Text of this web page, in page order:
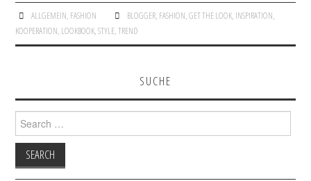
ALLGEMEIN, FASHION BLOGGER, FASHION,GET THE LOOK, INSPIRATION,
KOOPERATION, LOOKBOOK,STYLE,TREND
SUCHE
Search for: